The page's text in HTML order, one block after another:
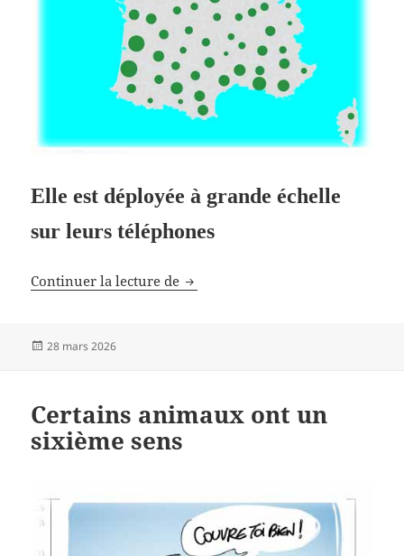
Elle est déployée à grande échelle
sur leurs téléphones
Continuer la lecture de La reconnaissance faciale et les
Publié
28 mars 2026
Certains animaux ont un
sixième sens